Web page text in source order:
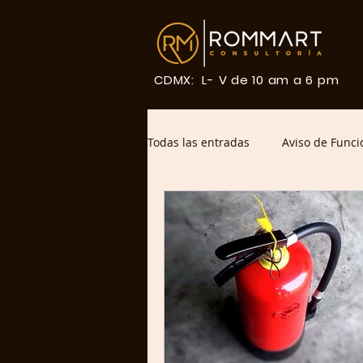
CDMX: L- V de 10 am a 6 pm
Todas las entradas Aviso de
uso de suelo Clientes Caso
Uso de Suelo CDMX 2026